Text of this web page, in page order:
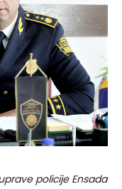
policije Ensada